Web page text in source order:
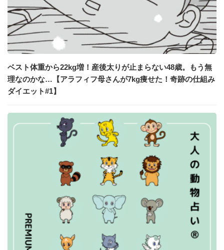
ベスト体重から22kg増！産後太りが止まらない48歳。もう無
理なのかな…【アラフィフ母さんが7kg痩せた！奇跡の仕組み
ダイエット#1】